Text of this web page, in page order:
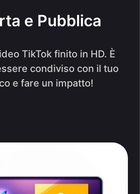
e Pubblica
TikTok finito in HD. È
condiviso con il tuo
e fare un impatto!